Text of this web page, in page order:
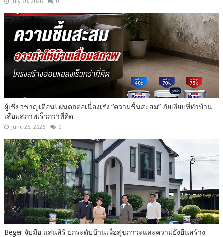
July 30, 2026 0
ผู้เชี่ยวชาญเตือน! ฝนตกต่อเนื่องเร่ง “ความชื้นสะสม” ภัยเงียบที่ทำบ้าน
เสื่อมสภาพเร็วกว่าที่คิด
June 25, 2026 0
Beger จับมือ แสนสิริ ยกระดับบ้านเพื่อสุขภาวะและความยั่งยืนสร้าง